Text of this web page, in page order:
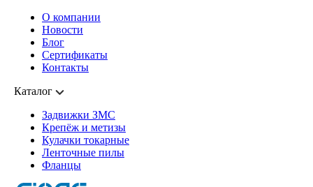
О компании
Новости
Блог
Сертификаты
Контакты
Каталог
Задвижки ЗМС
Крепёж и метизы
Кулачки токарные
Ленточные пилы
Фланцы